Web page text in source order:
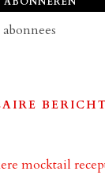
mocktail